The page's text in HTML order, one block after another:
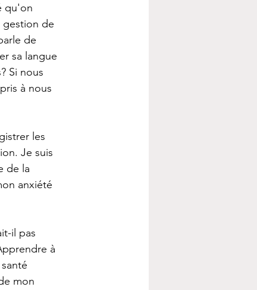
qu'on
gestion de
de
sa langue
Si nous
à nous
les
Je suis
de la
anxiété
il pas
à
mon